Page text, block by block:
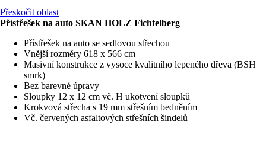
Přeskočit oblast
Přístřešek na auto SKAN HOLZ Fichtelberg
Přístřešek na auto se sedlovou střechou
Vnější rozměry 618 x 566 cm
Masivní konstrukce z vysoce kvalitního lepeného dřeva (BSH
smrk)
Bez barevné úpravy
Sloupky 12 x 12 cm vč. H ukotvení sloupků
Krokvová střecha s 19 mm střešním bedněním
Vč. červených asfaltových střešních šindelů